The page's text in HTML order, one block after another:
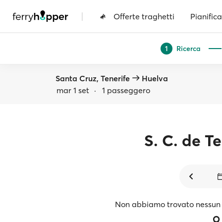
| Offerte traghetti Pianifica
1 Ricerca
Santa Cruz, Tenerife
Huelva
mar 1 set · 1 passeggero
S. C. de
Non abbiamo trovato